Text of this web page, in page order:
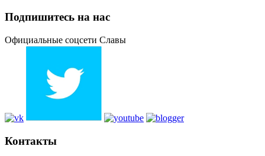
Подпишитесь на нас
Официальные соцсети Славы
Контакты